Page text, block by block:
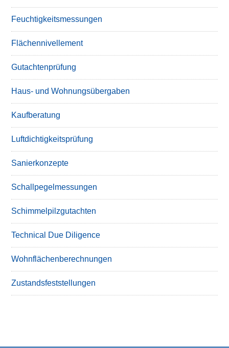
Feuchtigkeitsmessungen
Flächennivellement
Gutachtenprüfung
Haus- und Wohnungsübergaben
Kaufberatung
Luftdichtigkeitsprüfung
Sanierkonzepte
Schallpegelmessungen
Schimmelpilzgutachten
Technical Due Diligence
Wohnflächenberechnungen
Zustandsfeststellungen